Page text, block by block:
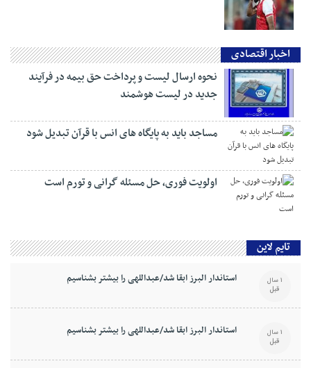
اخبار اقتصادی
نحوه ارسال لیست و پرداخت حق بیمه در فرآیند
جدید در لیست هوشمند
مساجد باید به پایگاه های انس با قرآن تبدیل شود
اولویت فوری، حل مسئله گرانی و تورم است
تایم لاین
استاندار البرز ابقا شد/عبداللهی را بیشتر بشناسیم 1 سال
قبل
استاندار البرز ابقا شد/عبداللهی را بیشتر بشناسیم 1 سال
قبل